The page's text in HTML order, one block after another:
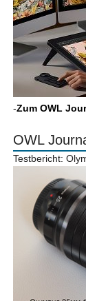
-Zum OWL
OWL
Testbericht: